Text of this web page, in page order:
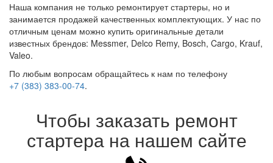
Наша компания не только ремонтирует стартеры, но и
занимается продажей качественных комплектующих. У нас по
отличным ценам можно купить оригинальные детали
известных брендов: Messmer, Delco Remy, Bosch, Cargo, Krauf,
Valeo.
По любым вопросам обращайтесь к нам по телефону
+7 (383) 383-00-74.
Чтобы заказать ремонт
стартера на нашем сайте